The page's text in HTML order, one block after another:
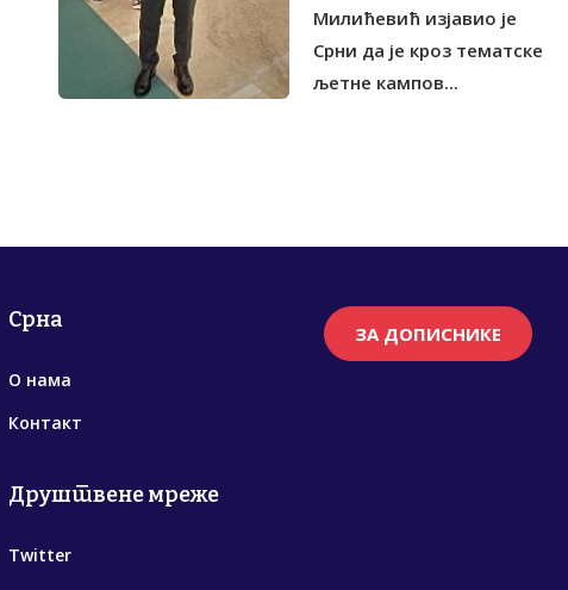
Милићевић изјавио је
Срни да је кроз тематске
љетне кампов...
Срна
О нама
Контакт
Друштвене мреже
Twitter
ЗА ДОПИСНИКЕ